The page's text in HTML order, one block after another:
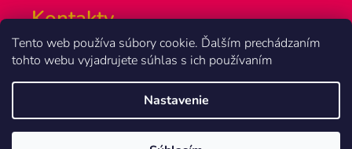
Tento web používa súbory cookie. Ďalším prechádzaním
tohto webu vyjadrujete súhlas s ich používaním
Nastavenie
Kontakty
info@olsakovi.sk
+420 777 851 918